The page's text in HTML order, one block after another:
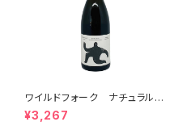
ワイルドフォーク ナチュラル
シャルドネ 2023
¥3,267